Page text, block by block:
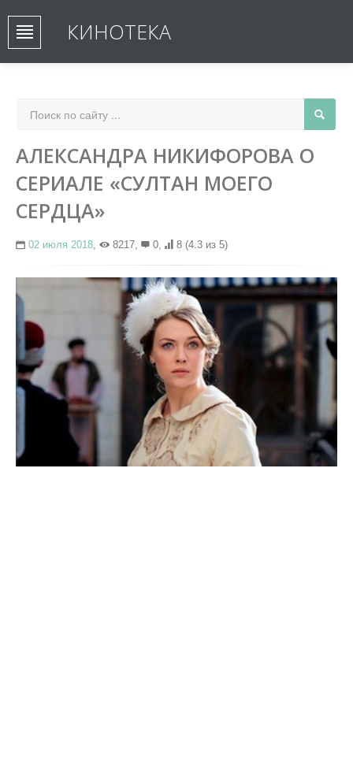
КИНОТЕКА
АЛЕКСАНДРА НИКИФОРОВА О
СЕРИАЛЕ «СУЛТАН МОЕГО
СЕРДЦА»
02 июля 2018, 8217, 0, 8 (4.3 из 5)